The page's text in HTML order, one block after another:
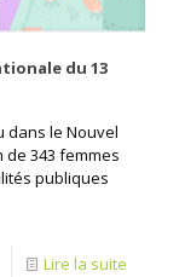
du 13
dans le Nouvel
343 femmes
publiques
Lire la suite